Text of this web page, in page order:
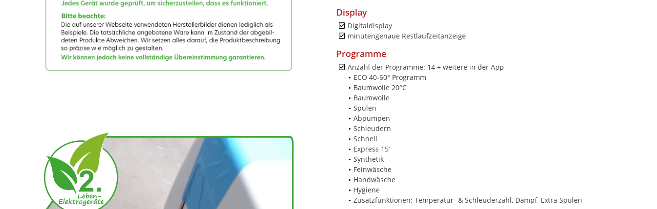
Display
Digitaldisplay
minutengenaue Restlaufzeitanzeige
Programme
Anzahl der Programme: 14 + weitere in der App
ECO 40-60° Programm
Baumwolle 20°C
Baumwolle
Spülen
Abpumpen
Schleudern
Schnell
Express 15‘
Synthetik
Feinwäsche
Handwäsche
Hygiene
Zusatzfunktionen: Temperatur- & Schleuderzahl, Dampf, Extra Spülen